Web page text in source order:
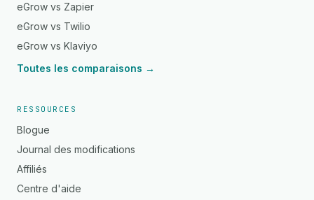
eGrow vs Zapier
eGrow vs Twilio
eGrow vs Klaviyo
Toutes les comparaisons →
RESSOURCES
Blogue
Journal des modifications
Affiliés
Centre d'aide